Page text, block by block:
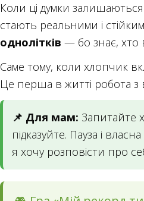
Коли ці думки
стають реальними і
однолітків — бо знає, хто
Саме тому, коли хлопчик
Це перша в житті робота з
📌 Для мам: Запитайте
підказуйте. Пауза і
я хочу розповісти про